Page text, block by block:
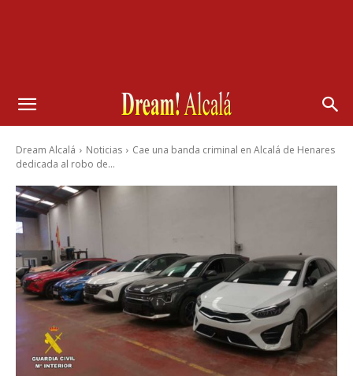
Dream Alcalá Noticias
Cae una banda criminal en Alcalá de Henares
dedicada al robo de...